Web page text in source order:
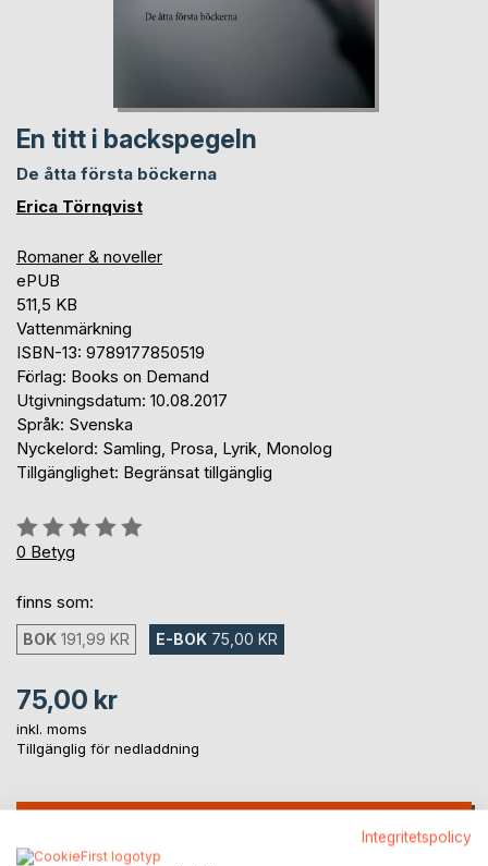
En titt i backspegeln
De åtta första böckerna
Erica Törnqvist
Romaner & noveller
ePUB
511,5 KB
Vattenmärkning
ISBN-13: 9789177850519
Förlag: Books on Demand
Utgivningsdatum: 10.08.2017
Språk: Svenska
Nyckelord: Samling, Prosa, Lyrik, Monolog
Tillgänglighet: Begränsat tillgänglig
Betyg::
0%
0 Betyg
finns som:
BOK 191,99 KR E-BOK 75,00 KR
75,00 kr
inkl. moms
Tillgänglig för nedladdning
Integritetspolicy